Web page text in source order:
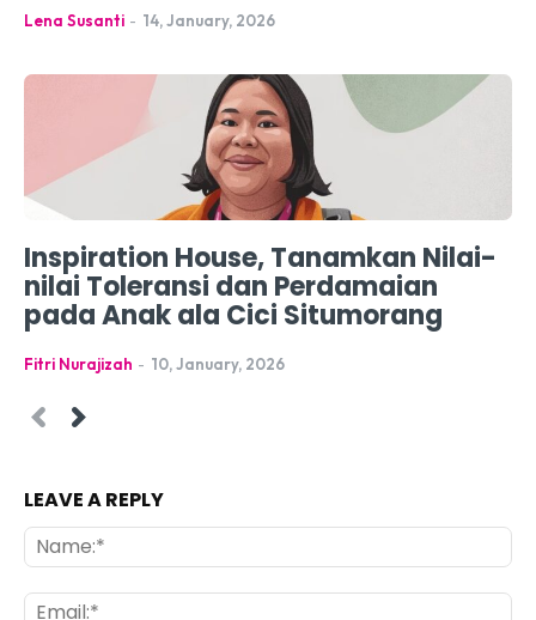
Lena Susanti - 14, January, 2026
Inspiration House, Tanamkan Nilai-
nilai Toleransi dan Perdamaian
pada Anak ala Cici Situmorang
Fitri Nurajizah - 10, January, 2026
LEAVE A REPLY